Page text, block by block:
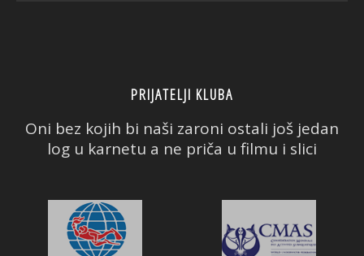
PRIJATELJI KLUBA
Oni bez kojih bi naši zaroni ostali još jedan
log u karnetu a ne priča u filmu i slici